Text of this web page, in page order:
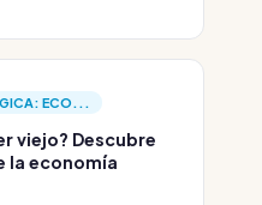
ECO...
viejo? Descubre
la economía